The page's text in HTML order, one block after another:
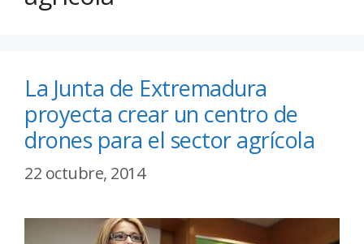
La Junta de Extremadura
proyecta crear un centro de
drones para el sector agrícola
22 octubre, 2014